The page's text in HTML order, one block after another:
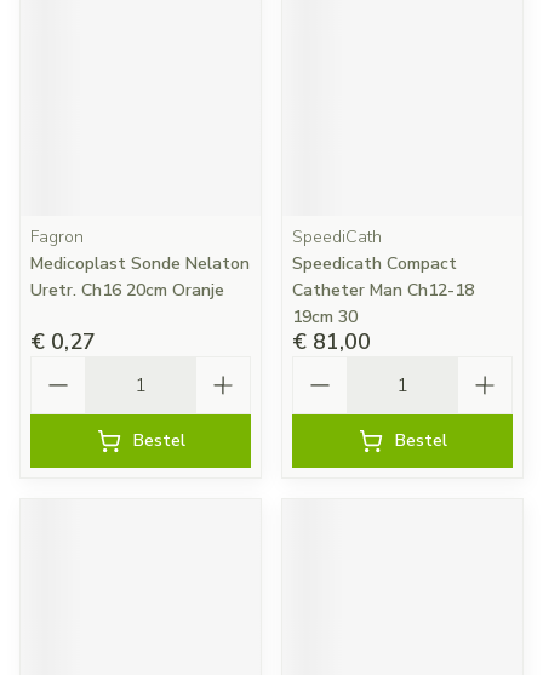
Fagron
Medicoplast Sonde Nelaton
Uretr. Ch16 20cm Oranje
€ 0,27
Bestel
SpeediCath
Speedicath Compact
Catheter Man Ch12-18
19cm 30
€ 81,00
Bestel